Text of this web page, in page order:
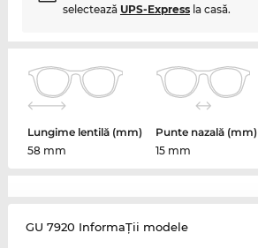
selectează UPS-Expressla casă.
Lungime lentilă (mm)
58 mm
Punte nazală (mm)
15 mm
GU 7920 InformaŢii modele